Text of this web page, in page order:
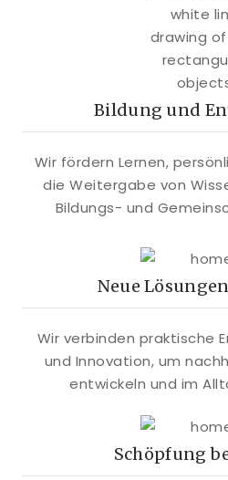
Bildung und
Wir fördern Lernen,
die Weitergabe von
Bildungs- und
Neue
Wir verbinden praktische
und Innovation, um
entwickeln und im
Schöpfung